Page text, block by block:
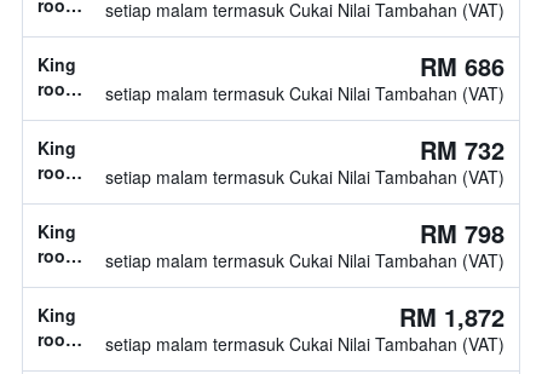
room,
katil
king
setiap malam termasuk Cukai Nilai Tambahan (VAT)
King
room,
katil
tidak
diketahui
RM 686
setiap malam termasuk Cukai Nilai Tambahan (VAT)
King
room,
katil
king
RM 732
setiap malam termasuk Cukai Nilai Tambahan (VAT)
King
room,
katil
king
RM 798
setiap malam termasuk Cukai Nilai Tambahan (VAT)
King
room,
RM 1,872
setiap malam termasuk Cukai Nilai Tambahan (VAT)